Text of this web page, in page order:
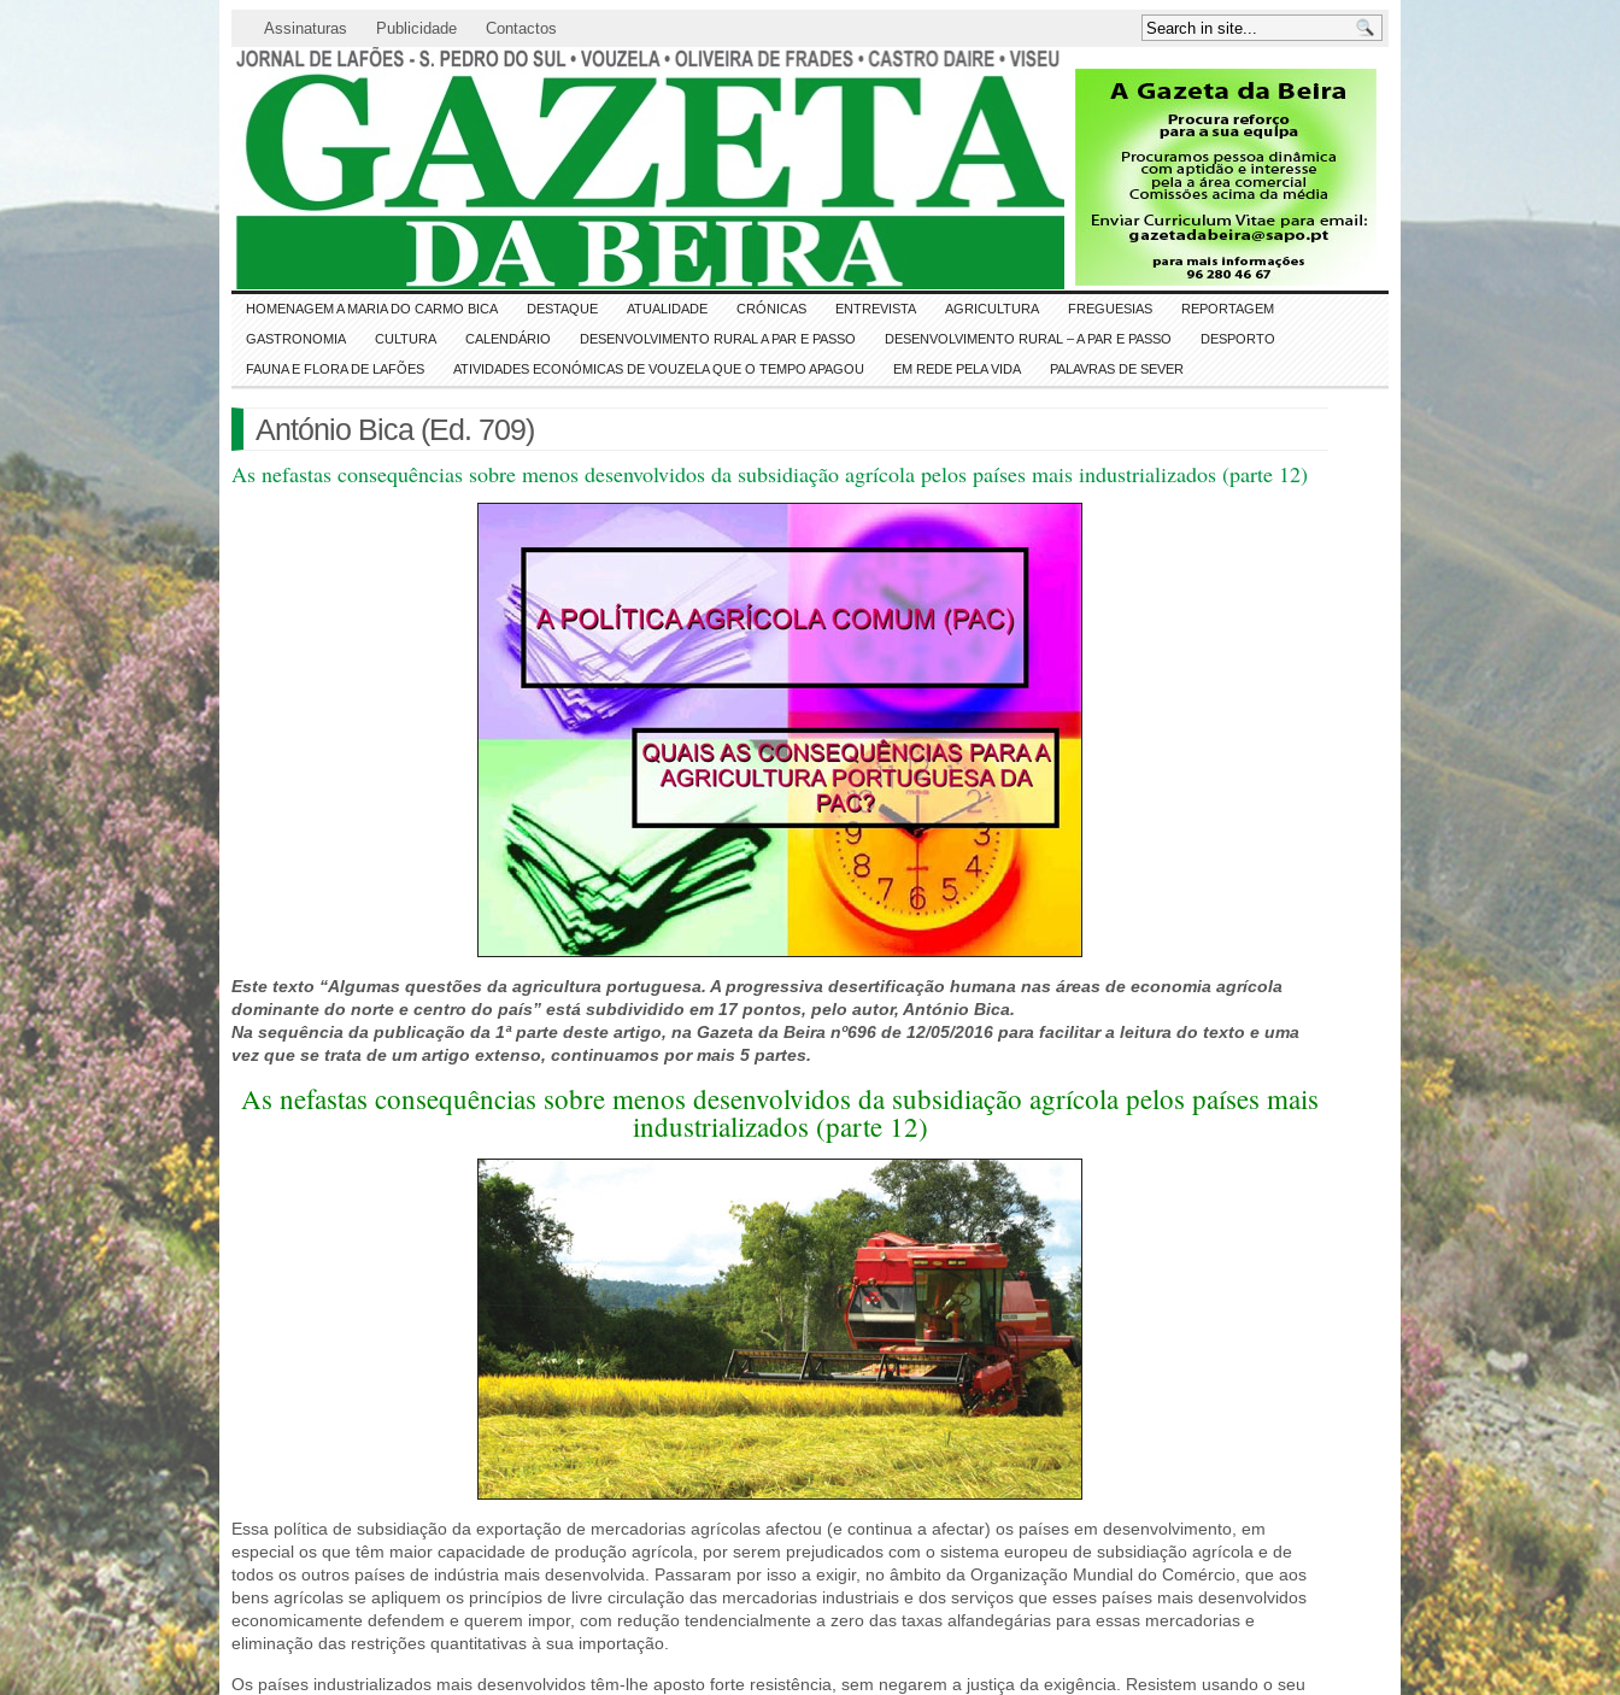
Assinaturas Publicidade Contactos
HOMENAGEM A MARIA DO CARMO BICA DESTAQUE ATUALIDADE CRÓNICAS ENTREVISTA AGRICULTURA FREGUESIAS REPORTAGEM
GASTRONOMIA CULTURA CALENDÁRIO DESENVOLVIMENTO RURAL A PAR E PASSO DESENVOLVIMENTO RURAL – A PAR E PASSO DESPORTO
FAUNA E FLORA DE LAFÕES ATIVIDADES ECONÓMICAS DE VOUZELA QUE O TEMPO APAGOU EM REDE PELA VIDA PALAVRAS DE SEVER
António Bica (Ed. 709)
As nefastas consequências sobre menos desenvolvidos da subsidiação agrícola pelos países mais industrializados (parte 12)
Este texto “Algumas questões da agricultura portuguesa. A progressiva desertificação humana nas áreas de economia agrícola
dominante do norte e centro do país” está subdividido em 17 pontos, pelo autor, António Bica.
Na sequência da publicação da 1ª parte deste artigo, na Gazeta da Beira nº696 de 12/05/2016 para facilitar a leitura do texto e uma
vez que se trata de um artigo extenso, continuamos por mais 5 partes.
As nefastas consequências sobre menos desenvolvidos da subsidiação agrícola pelos países mais
industrializados (parte 12)
Essa política de subsidiação da exportação de mercadorias agrícolas afectou (e continua a afectar) os países em desenvolvimento, em
especial os que têm maior capacidade de produção agrícola, por serem prejudicados com o sistema europeu de subsidiação agrícola e de
todos os outros países de indústria mais desenvolvida. Passaram por isso a exigir, no âmbito da Organização Mundial do Comércio, que aos
bens agrícolas se apliquem os princípios de livre circulação das mercadorias industriais e dos serviços que esses países mais desenvolvidos
economicamente defendem e querem impor, com redução tendencialmente a zero das taxas alfandegárias para essas mercadorias e
eliminação das restrições quantitativas à sua importação.
Os países industrializados mais desenvolvidos têm-lhe aposto forte resistência, sem negarem a justiça da exigência. Resistem usando o seu